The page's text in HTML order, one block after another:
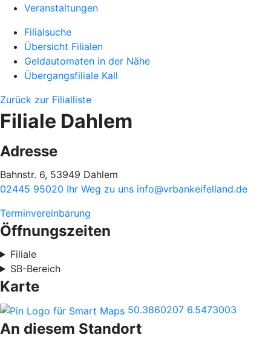
Veranstaltungen
Filialsuche
Übersicht Filialen
Geldautomaten in der Nähe
Übergangsfiliale Kall
Zurück zur Filialliste
Filiale Dahlem
Adresse
Bahnstr. 6, 53949 Dahlem
02445 95020 Ihr Weg zu uns info@vrbankeifelland.de
Terminvereinbarung
Öffnungszeiten
Filiale
SB-Bereich
Karte
50.3860207 6.5473003
An diesem Standort